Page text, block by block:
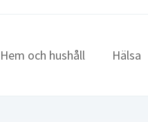
Hem och hushåll Hälsa